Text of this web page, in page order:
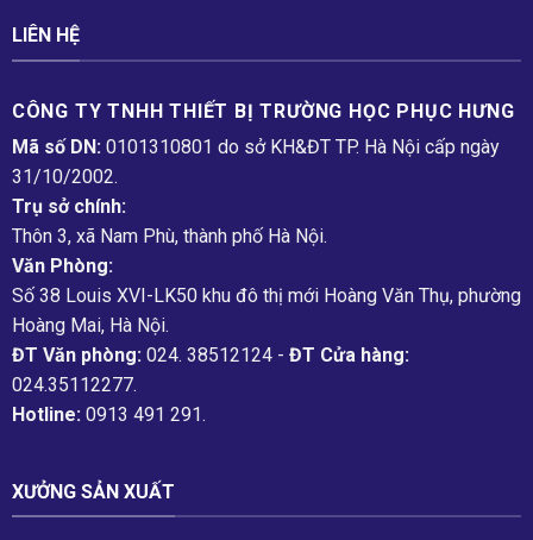
LIÊN HỆ
CÔNG TY TNHH THIẾT BỊ TRƯỜNG HỌC PHỤC H­ƯNG
Mã số DN: 0101310801 do sở KH&ĐT TP. Hà Nội cấp ngày
31/10/2002.
Trụ sở chính:
Thôn 3, xã Nam Phù, thành phố Hà Nội.
Văn Phòng:
Số 38 Louis XVI-LK50 khu đô thị mới Hoàng Văn Thụ, phường
Hoàng Mai, Hà Nội.
ĐT Văn phòng:024. 38512124 - ĐT Cửa hàng:
024.35112277.
Hotline:0913 491 291.
XƯỞNG SẢN XUẤT